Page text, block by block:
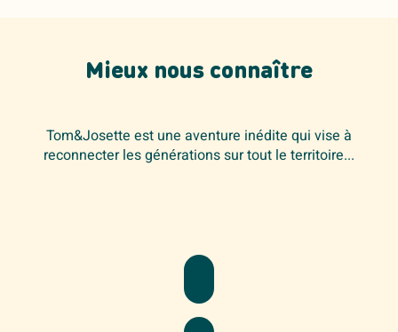
Mieux nous connaître
Tom&Josette est une aventure inédite qui vise à
reconnecter les générations sur tout le territoire...